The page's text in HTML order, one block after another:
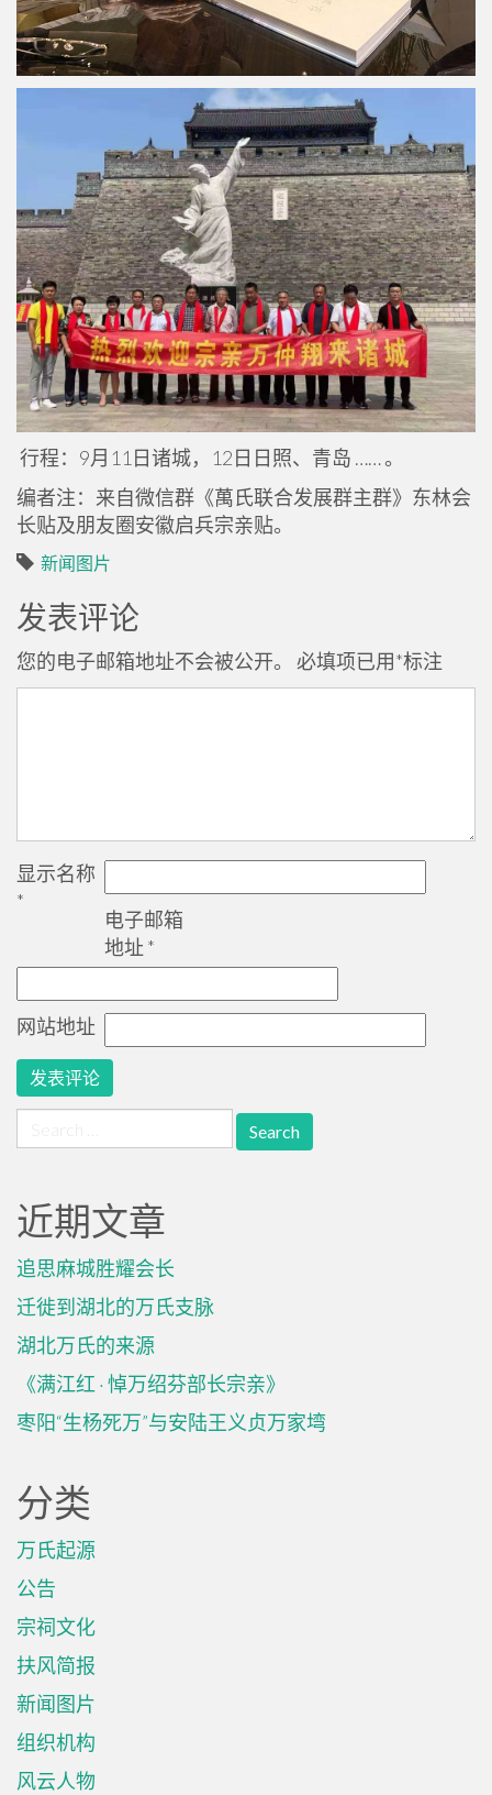
行程：9月11日诸城，12日日照、青岛 …… 。
编者注：来自微信群《萬氏联合发展群主群》东林会
长贴及朋友圈安徽启兵宗亲贴。
新闻图片
发表评论
您的电子邮箱地址不会被公开。 必填项已用*标注
显示名称
*
电子邮箱
地址 *
网站地址
for:
近期文章
追思麻城胜耀会长
迁徙到湖北的万氏支脉
湖北万氏的来源
《满江红 · 悼万绍芬部长宗亲》
枣阳“生杨死万”与安陆王义贞万家塆
分类
万氏起源
公告
宗祠文化
扶风简报
新闻图片
组织机构
风云人物